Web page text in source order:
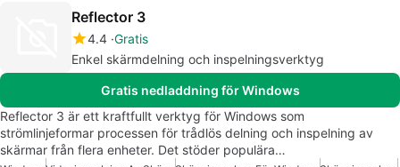
Reflector 3
4.4 Gratis
Enkel skärmdelning och inspelningsverktyg
Gratis nedladdning för Windows
Reflector 3 är ett kraftfullt verktyg för Windows som
strömlinjeformar processen för trådlös delning och inspelning av
skärmar från flera enheter. Det stöder populära…